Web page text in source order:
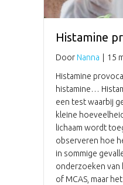
Histamine
Door Nanna
15
Histamine
histamine…
een test waarbij
kleine
lichaam wordt
observeren hoe
in sommige
onderzoeken van
of MCAS, maar